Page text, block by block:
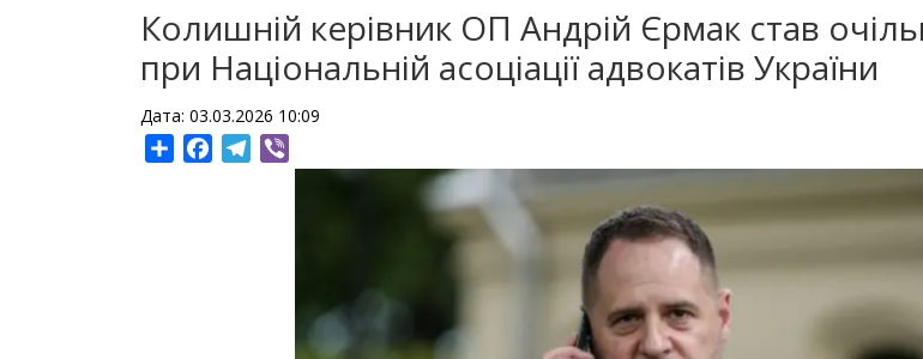
Колишній керівник ОП Андрій Єрмак став
при Національній асоціації адвокатів України
Дата: 03.03.2026 10:09
ShareFacebookTelegram